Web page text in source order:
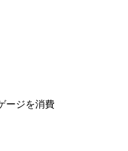
ージを消費